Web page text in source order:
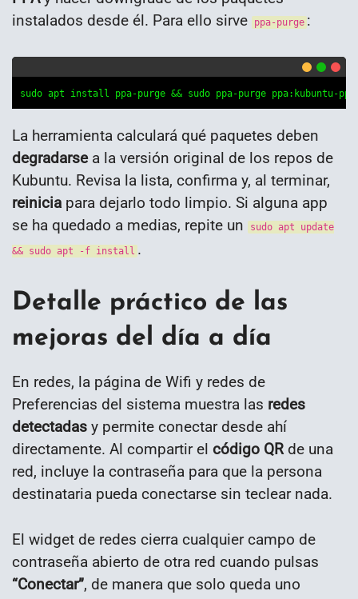
instalados desde él. Para ello sirve
ppa-purge :
sudo apt install ppa-purge && sudo ppa-purge ppa:kubuntu-
La herramienta calculará qué paquetes deben
degradarsea la versión original de los repos de
Kubuntu. Revisa la lista, confirma y, al terminar,
reinicia para dejarlo todo limpio. Si alguna app
se ha quedado a medias, repite un
sudo apt update
&& sudo apt -f install .
Detalle práctico de las
mejoras del día a día
En redes, la página de Wifi y redes de
Preferencias del sistema muestra las redes
detectadas y permite conectar desde ahí
directamente. Al compartir el código QR de una
red, incluye la contraseña para que la persona
destinataria pueda conectarse sin teclear nada.
El widget de redes cierra cualquier campo de
contraseña abierto de otra red cuando pulsas
“Conectar”, de manera que solo queda uno